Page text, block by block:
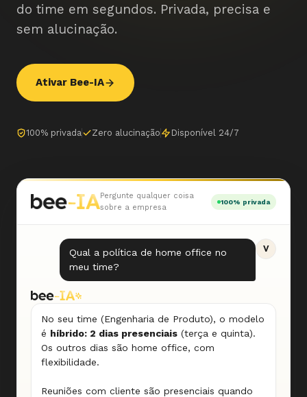
do time em segundos. Privada, precisa e
sem alucinação.
Ativar Bee-IA
100% privada Zero alucinação Disponível 24/7
Pergunte qualquer coisa
sobre a empresa
100% privada
Qual a política de home office no
meu time?
V
No seu time (Engenharia de Produto), o modelo
é híbrido: 2 dias presenciais (terça e quinta).
Os outros dias são home office, com
flexibilidade.
Reuniões com cliente são presenciais quando